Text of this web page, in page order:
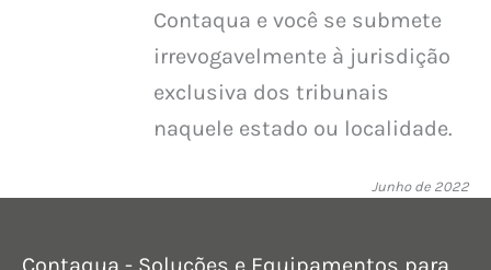
Contaqua e você se submete
irrevogavelmente à jurisdição
exclusiva dos tribunais
naquele estado ou localidade.
Junho de 2022
Contaqua - Soluções e Equipamentos para